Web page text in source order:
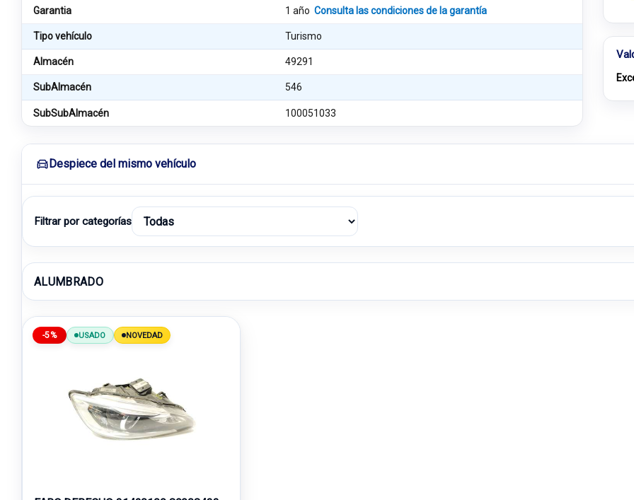
Garantia 1 añoConsulta las condiciones de la garantía
Tipo vehículo Turismo
Almacén 49291
SubAlmacén 546
SubSubAlmacén 100051033
Despiece del mismo vehículo
Filtrar por categorías
ALUMBRADO
-5% USADO NOVEDAD